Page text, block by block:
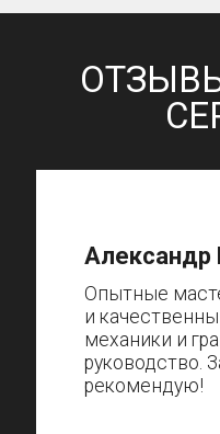
Александр
Опытные
и
механики и
руководство.
рекомендую!